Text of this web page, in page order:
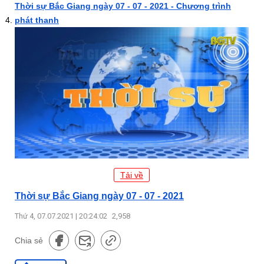
Thời sự Bắc Giang ngày 07 - 07 - 2021 - Chương trình
phát thanh
Tải về
Thời sự Bắc Giang ngày 07 - 07 - 2021
Thứ 4, 07.07.2021 | 20:24:02 2,958
Chia sẻ